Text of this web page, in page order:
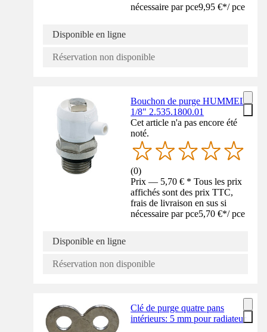
nécessaire par pce9,95 €*/ pce
Disponible en ligne
Réservation non disponible
Bouchon de purge HUMMEL
1/8" 2.535.1800.01
Cet article n'a pas encore été
noté.
(0)
Prix — 5,70 € * Tous les prix
affichés sont des prix TTC,
frais de livraison en sus si
nécessaire par pce5,70 €*/ pce
Disponible en ligne
Réservation non disponible
Clé de purge quatre pans
intérieurs: 5 mm pour radiateur